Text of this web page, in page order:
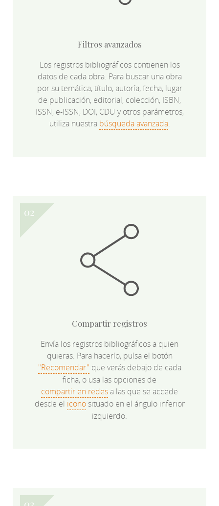
Filtros avanzados
Los registros bibliográficos contienen los
datos de cada obra. Para buscar una obra
por su temática, título, autoría, fecha, lugar
de publicación, editorial, colección, ISBN,
ISSN, e-ISSN, DOI, CDU y otros parámetros,
utiliza nuestra búsqueda avanzada.
Compartir registros
Envía los registros bibliográficos a quien
quieras. Para hacerlo, pulsa el botón
"Recomendar" que verás debajo de cada
ficha, o usa las opciones de
compartir en redesa las que se accede
desde el iconosituado en el ángulo inferior
izquierdo.